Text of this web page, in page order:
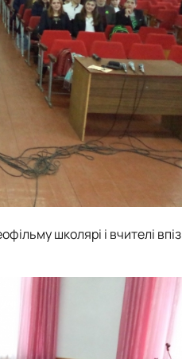
школярі і вчителі